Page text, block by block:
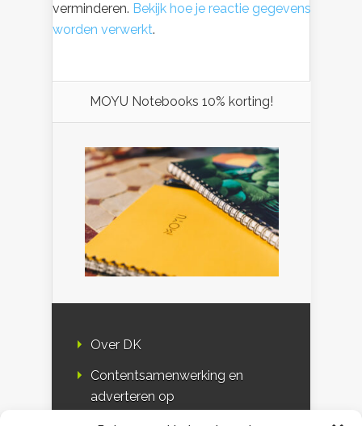
verminderen. Bekijk hoe je reactie gegevens
worden verwerkt.
MOYU Notebooks 10% korting!
Over DK
Contentsamenwerking en
adverteren op